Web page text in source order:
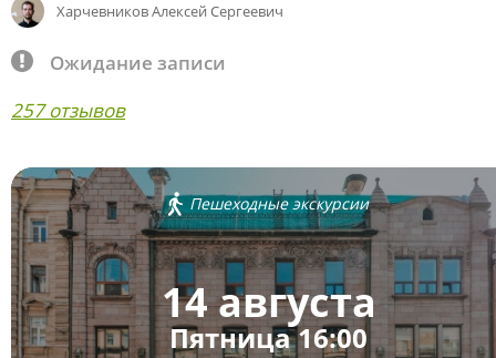
Харчевников Алексей Сергеевич
Ожидание записи
257 отзывов
Пешеходные экскурсии
14 августа
Пятница 16:00